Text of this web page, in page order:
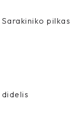
pilkas